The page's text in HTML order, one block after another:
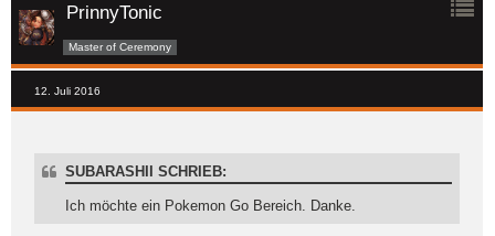
PrinnyTonic
Master of Ceremony
12. Juli 2016
SUBARASHII SCHRIEB:
Ich möchte ein Pokemon Go Bereich. Danke.